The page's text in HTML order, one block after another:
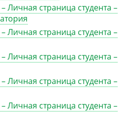
Личная страница студента –
Личная страница студента –
Личная страница студента –
Личная страница студента –
Личная страница студента –